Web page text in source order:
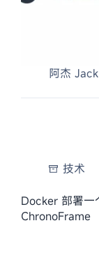
阿杰 Jack
技术
Docker 部署
ChronoFrame